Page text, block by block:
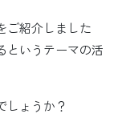
ご紹介しました
というテーマの活
しょうか？